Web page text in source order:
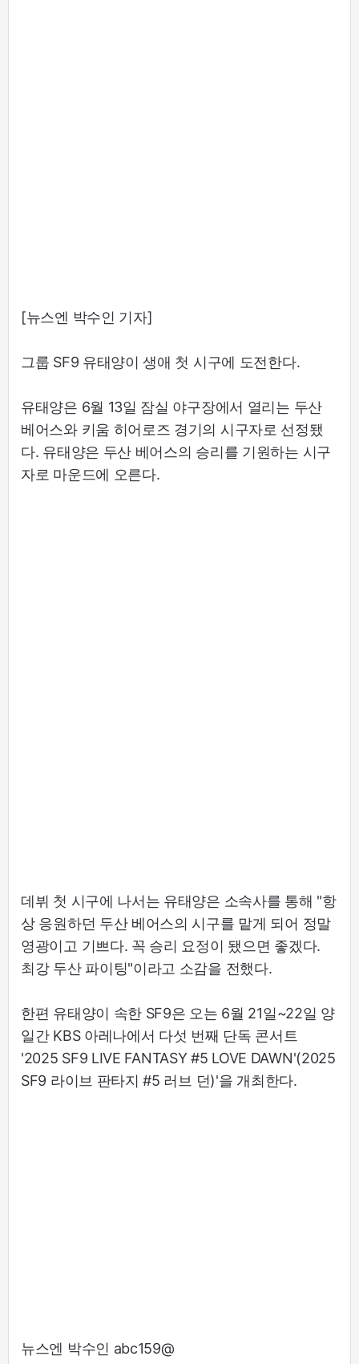
[뉴스엔 박수인 기자]
그룹 SF9 유태양이 생애 첫 시구에 도전한다.
유태양은 6월 13일 잠실 야구장에서 열리는 두산
베어스와 키움 히어로즈 경기의 시구자로 선정됐
다. 유태양은 두산 베어스의 승리를 기원하는 시구
자로 마운드에 오른다.
데뷔 첫 시구에 나서는 유태양은 소속사를 통해 "항
상 응원하던 두산 베어스의 시구를 맡게 되어 정말
영광이고 기쁘다. 꼭 승리 요정이 됐으면 좋겠다.
최강 두산 파이팅"이라고 소감을 전했다.
한편 유태양이 속한 SF9은 오는 6월 21일~22일 양
일간 KBS 아레나에서 다섯 번째 단독 콘서트
'2025 SF9 LIVE FANTASY #5 LOVE DAWN'(2025
SF9 라이브 판타지 #5 러브 던)'을 개최한다.
뉴스엔 박수인 abc159@